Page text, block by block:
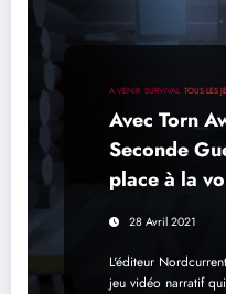
A VENIR SURVIVAL TOUS LES
Avec Torn
Seconde
place à la
28 Avril 2021
L'éditeur
jeu vidéo narratif